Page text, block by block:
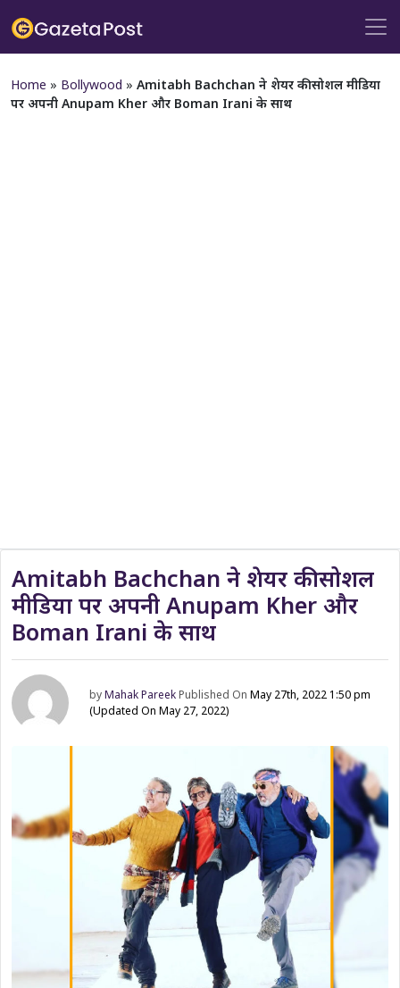
Home » Bollywood » Amitabh Bachchan ने शेयर की सोशल मीडिया
पर अपनी Anupam Kher और Boman Irani के साथ
Amitabh Bachchan ने शेयर की सोशल
मीडिया पर अपनी Anupam Kher और
Boman Irani के साथ
byMahak PareekPublished OnMay 27th, 2022 1:50 pm
(Updated On May 27, 2022)